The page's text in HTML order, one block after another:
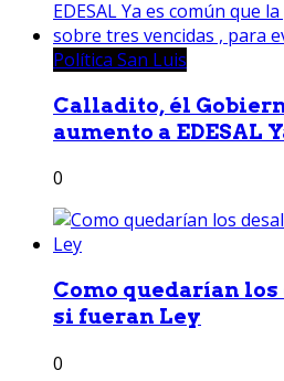
Política San Luis
Calladito, él
aumento a EDESAL
0
Como quedarían
si fueran Ley
0